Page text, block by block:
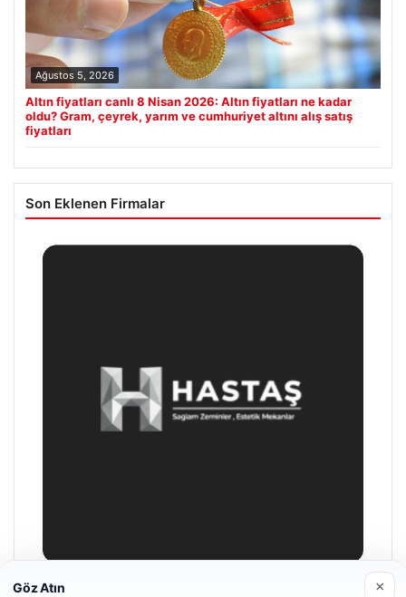
Ağustos 5, 2026
Altın fiyatları canlı 8 Nisan 2026: Altın fiyatları ne kadar
oldu? Gram, çeyrek, yarım ve cumhuriyet altını alış satış
fiyatları
Son Eklenen Firmalar
Göz Atın ×